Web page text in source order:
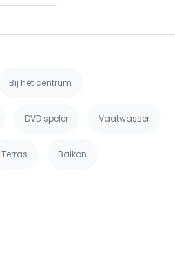
Bij het centrum
DVD speler Vaatwasser
Terras Balkon